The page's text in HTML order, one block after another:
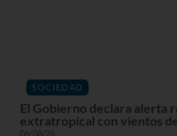
SOCIEDAD
El Gobierno declara alerta
extratropical con vientos
06/08/26